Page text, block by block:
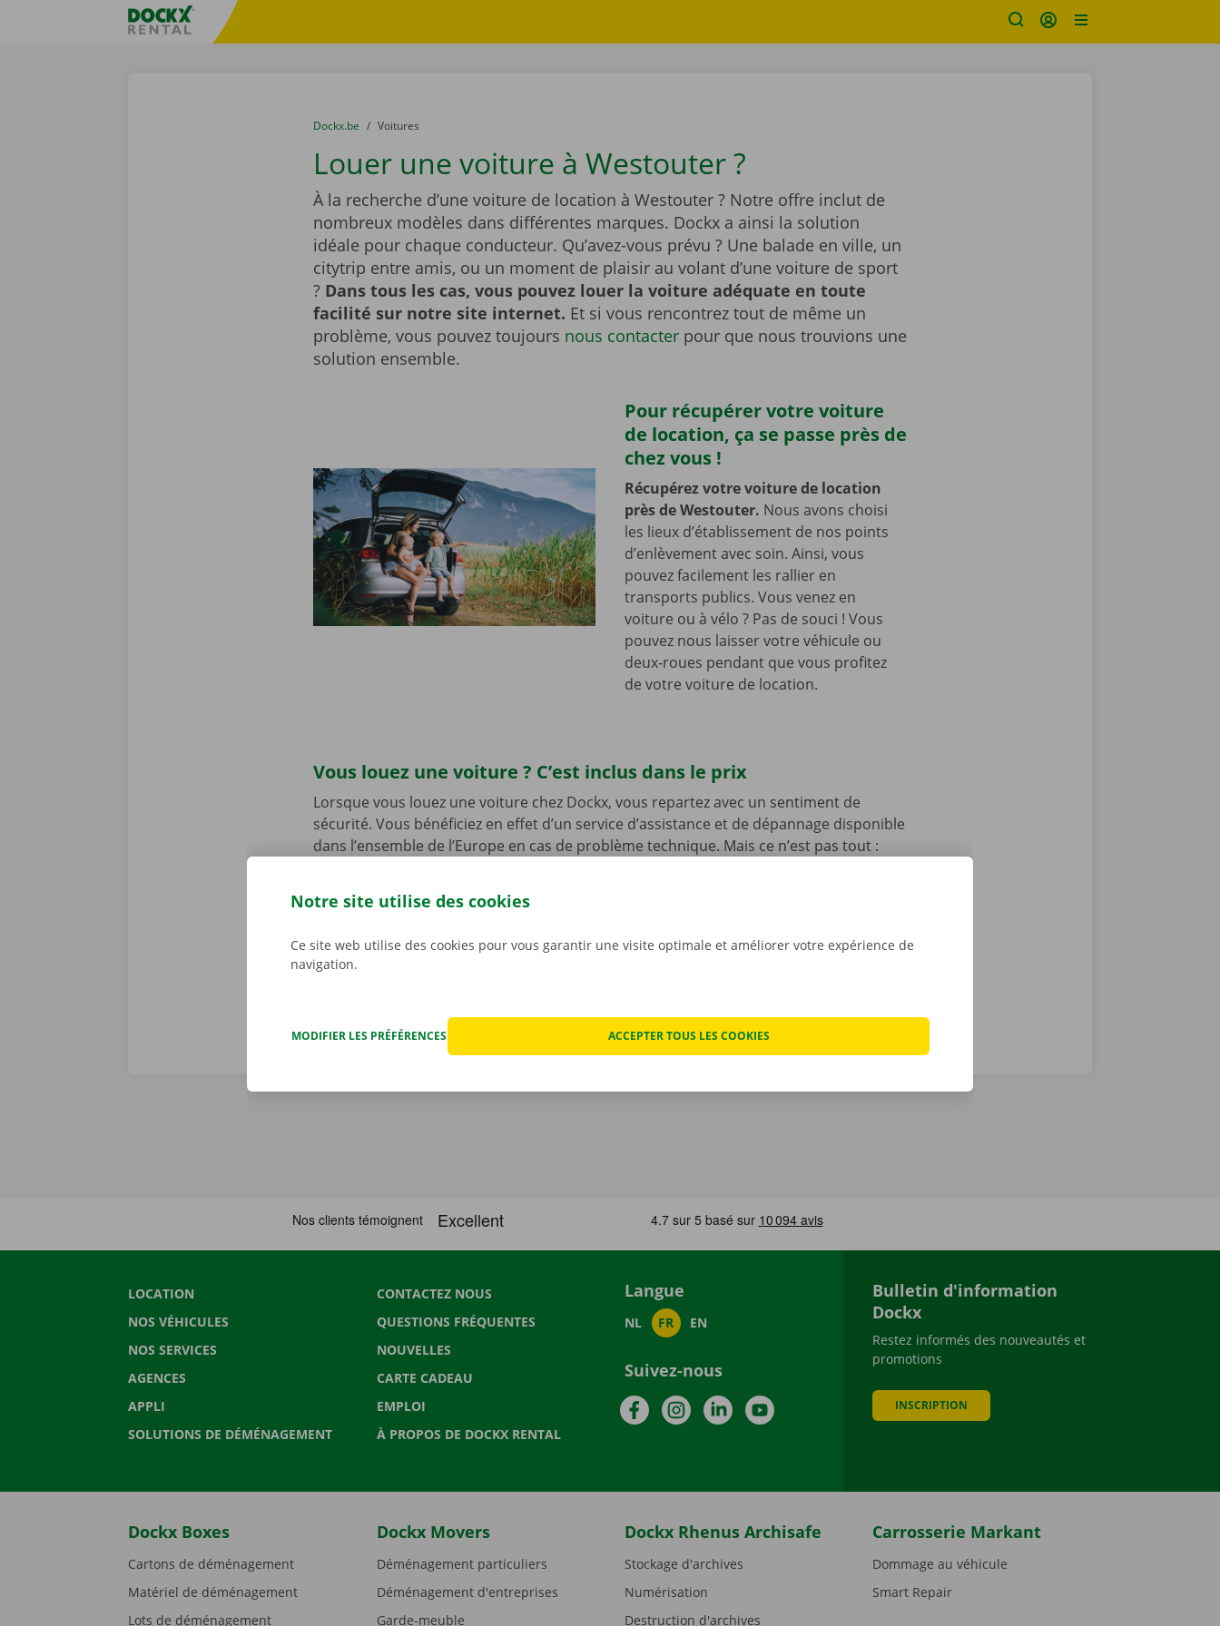
sitename
You are here:
du
Dockx.be to
Voitures
Louer une voiture à Westouter ?
À la recherche d’une voiture de location à Westouter ? Notre offre inclut de
nombreux modèles dans différentes marques. Dockx a ainsi la solution
idéale pour chaque conducteur. Qu’avez-vous prévu ? Une balade en ville, un
citytrip entre amis, ou un moment de plaisir au volant d’une voiture de sport
? Dans tous les cas, vous pouvez louer la voiture adéquate en toute
facilité sur notre site internet. Et si vous rencontrez tout de même un
problème, vous pouvez toujours nous contacterpour que nous trouvions une
solution ensemble.
Pour récupérer votre voiture
de location, ça se passe près de
chez vous !
Récupérez votre voiture de location
près de Westouter. Nous avons choisi
les lieux d’établissement de nos points
d’enlèvement avec soin. Ainsi, vous
pouvez facilement les rallier en
transports publics. Vous venez en
voiture ou à vélo ? Pas de souci ! Vous
pouvez nous laisser votre véhicule ou
deux-roues pendant que vous profitez
de votre voiture de location.
Vous louez une voiture ? C’est inclus dans le prix
Lorsque vous louez une voiture chez Dockx, vous repartez avec un sentiment de
sécurité. Vous bénéficiez en effet d’un service d’assistance et de dépannage disponible
dans l’ensemble de l’Europe en cas de problème technique. Mais ce n’est pas tout :
preniez le volant. Pour nous, la transparence et un service personnalisé sont de
LOCATION
NOS VÉHICULES
NOS SERVICES
AGENCES
APPLI
SOLUTIONS DE DÉMÉNAGEMENT
CONTACTEZ NOUS
QUESTIONS FRÉQUENTES
NOUVELLES
CARTE CADEAU
EMPLOI
À PROPOS DE DOCKX RENTAL
Langue
NL FR EN
Suivez-nous
FacebookInstagramLinkedInYouTube
Bulletin d'information
Dockx
Restez informés des nouveautés et
promotions
INSCRIPTION
Dockx Boxes
Cartons de déménagement
Matériel de déménagement
Lots de déménagement
Dockx Movers
Déménagement particuliers
Déménagement d'entreprises
Garde-meuble
Dockx Rhenus Archisafe
Stockage d'archives
Numérisation
Destruction d'archives
Carrosserie Markant
Dommage au véhicule
Smart Repair
Notre site utilise des cookies
Ce site web utilise des cookies pour vous garantir une visite optimale et améliorer votre expérience de
navigation.
MODIFIER LES PRÉFÉRENCES ACCEPTER TOUS LES COOKIES